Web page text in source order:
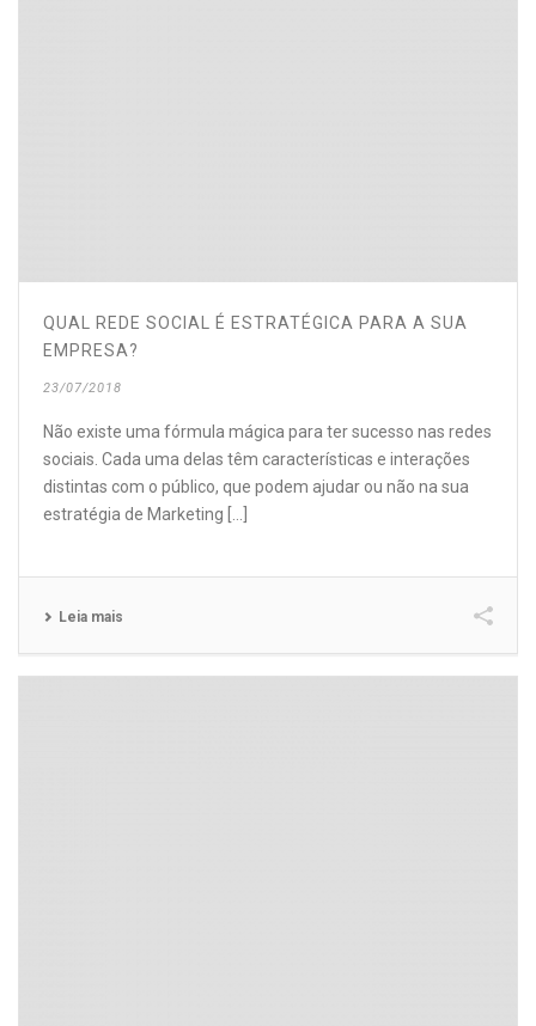
QUAL REDE SOCIAL É ESTRATÉGICA PARA A SUA
EMPRESA?
23/07/2018
Não existe uma fórmula mágica para ter sucesso nas redes
sociais. Cada uma delas têm características e interações
distintas com o público, que podem ajudar ou não na sua
estratégia de Marketing [...]
Leia mais